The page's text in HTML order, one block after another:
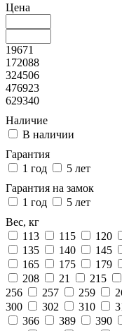
Цена
19671
172088
324506
476923
629340
Наличие
В наличии
Гарантия
1 год
5 лет
Гарантия на замок
1 год
5 лет
Вес, кг
113
115 120
135
140 145
165
175 179
208
21 215
256
257 259
300
302 310
366
389 390